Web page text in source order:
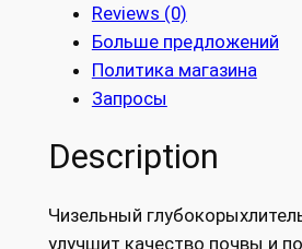
Reviews (0)
Больше предложений
Политика магазина
Запросы
Description
Чизельный глубокорыхлитель
улучшит качество почвы и